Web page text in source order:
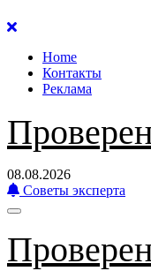
Перейти
содержанию
Home
Контакты
Реклама
08.08.2026
Советы эксперта